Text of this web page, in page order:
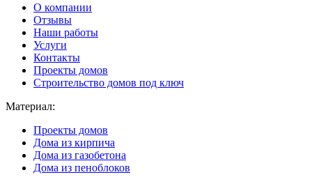
О компании
Отзывы
Наши работы
Услуги
Контакты
Проекты домов
Строительство домов под ключ
Материал:
Проекты домов
Дома из кирпича
Дома из газобетона
Дома из пеноблоков